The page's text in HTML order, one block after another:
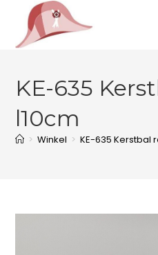
KE-635
l10cm
> Winkel > KE-635 Kerstbal